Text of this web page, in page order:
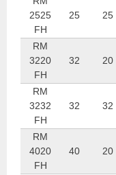
2525
FH
25 25
RM
3220
FH
32 20
RM
3232
FH
32 32
RM
4020
FH
40 20